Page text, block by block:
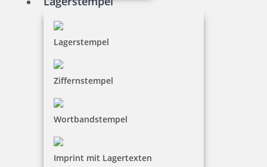
Lagerstempel
Ziffernstempel
Wortbandstempel
Imprint mit Lagertexten